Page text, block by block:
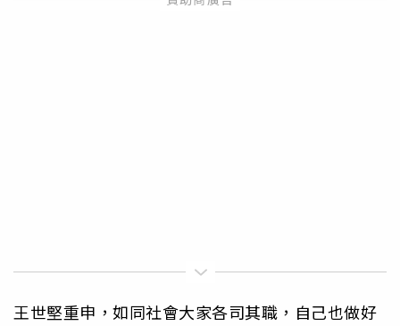
王世堅重申，如同社會大家各司其職，自己也做好